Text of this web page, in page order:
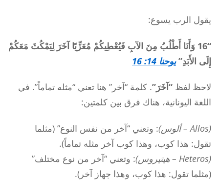
يقول الرب يسوع:
“16 وَأَنَا أَطْلُبُ مِنَ الآبِ فَيُعْطِيكُمْ مُعَزِّيًا آخَرَ لِيَمْكُثَ مَعَكُمْ
إِلَى الأَبَدِ”يوحنا 14: 16
لاحظ لفظ “آخَرَ”. كلمة “آخر” هنا تعني “مثله تماماً”. في
اللغة اليونانية، هناك فرق بين كلمتين:
(Allos – ألوس)
: وتعني “آخر من نفس النوع” (مثلما
تقول: هذا كوب، وهذا كوب آخر مثله تماماً).
(Heteros – هيتيروس)
: وتعني “آخر من نوع مختلف”
(مثلما تقول: هذا كوب، وهذا جهاز آخر).